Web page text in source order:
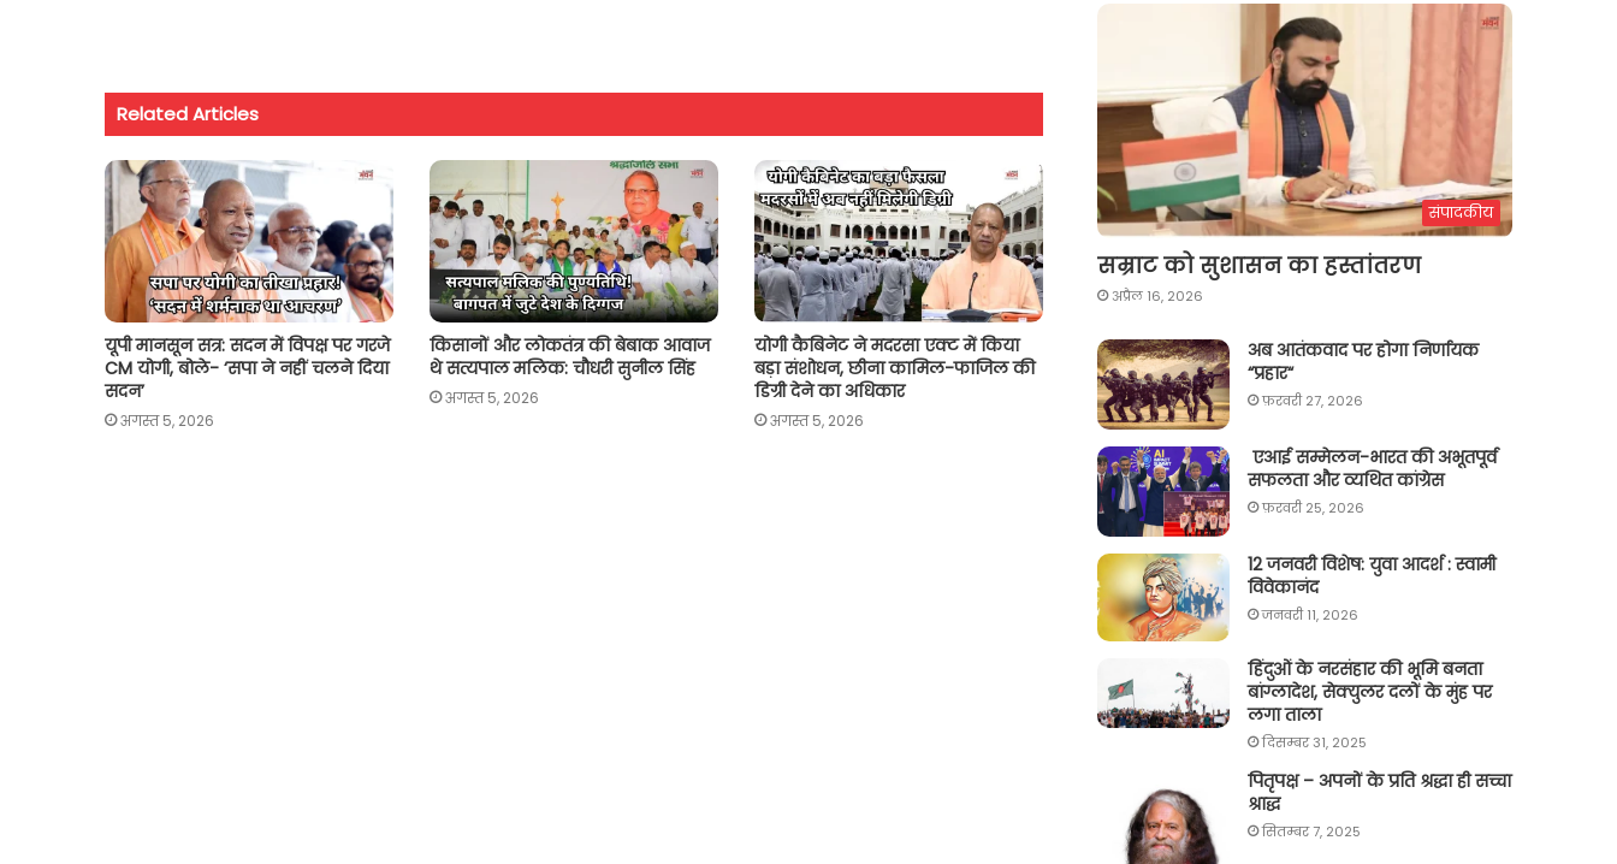
A
p
o
k
e
Related Articles
यूपी मानसून सत्र: सदन में विपक्ष पर गरजे
CM योगी, बोले- ‘सपा ने नहीं चलने दिया
सदन’
अगस्त 5, 2026
किसानों और लोकतंत्र की बेबाक आवाज
थे सत्यपाल मलिक: चौधरी सुनील सिंह
अगस्त 5, 2026
योगी कैबिनेट ने मदरसा एक्ट में किया
बड़ा संशोधन, छीना कामिल-फाजिल की
डिग्री देने का अधिकार
अगस्त 5, 2026
संपादकीय
सम्राट को सुशासन का हस्तांतरण
अप्रैल 16, 2026
अब आतंकवाद पर होगा निर्णायक
“प्रहार“
फ़रवरी 27, 2026
एआई सम्मेलन-भारत की अभूतपूर्व
सफलता और व्यथित कांग्रेस
फ़रवरी 25, 2026
12 जनवरी विशेष: युवा आदर्श : स्वामी
विवेकानंद
जनवरी 11, 2026
हिंदुओं के नरसंहार की भूमि बनता
बांग्लादेश, सेक्युलर दलों के मुंह पर
लगा ताला
दिसम्बर 31, 2025
पितृपक्ष – अपनों के प्रति श्रद्धा ही सच्चा
श्राद्ध
सितम्बर 7, 2025